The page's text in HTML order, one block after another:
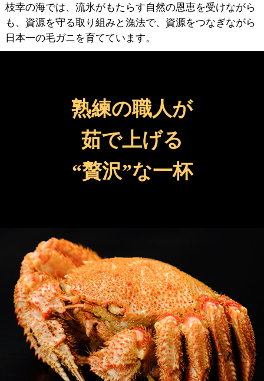
枝幸の海では、流氷がもたらす自然の恩恵を受けながら
も、資源を守る取り組みと漁法で、資源をつなぎながら
日本一の毛ガニを育てています。
熟練の職人が
茹で上げる
“贅沢”な一杯